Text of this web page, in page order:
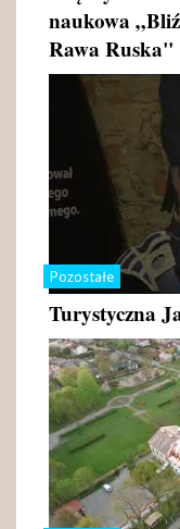
naukowa
Rawa Ruska"
Pozostałe
Turystyczna